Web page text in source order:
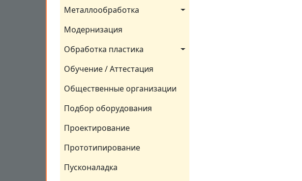
Металлообработка
Модернизация
Обработка пластика
Обучение / Аттестация
Общественные организации
Подбор оборудования
Проектирование
Прототипирование
Пусконаладка